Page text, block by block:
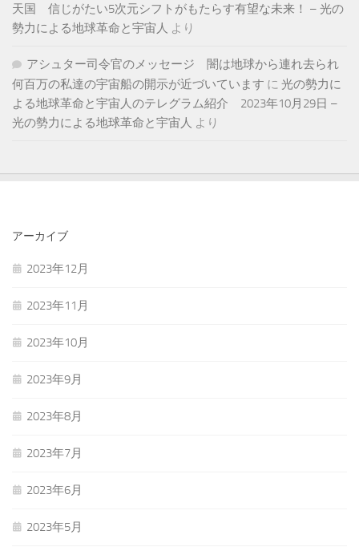
天国 信じがたい5次元シフトがもたらす有望な未来！ – 光の
勢力による地球革命と宇宙人 より
アシュター司令官のメッセージ 闇は地球から連れ去られ
何百万の私達の宇宙船の開示が近づいています に 光の勢力に
よる地球革命と宇宙人のテレグラム紹介 2023年10月29日 –
光の勢力による地球革命と宇宙人 より
アーカイブ
2023年12月
2023年11月
2023年10月
2023年9月
2023年8月
2023年7月
2023年6月
2023年5月